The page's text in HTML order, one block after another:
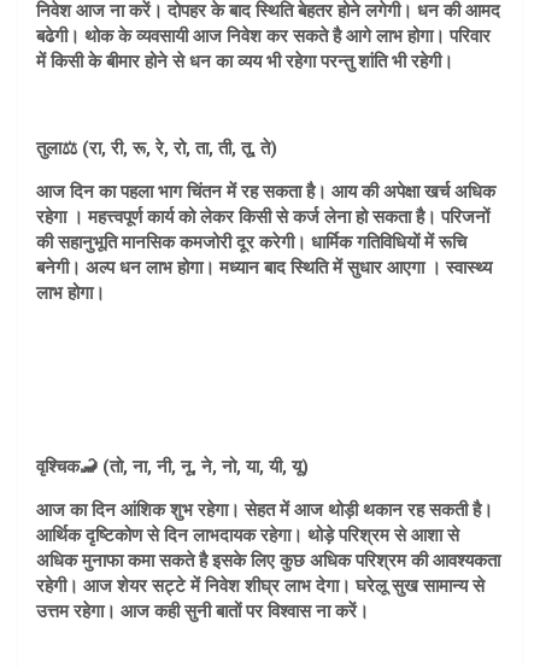
निवेश आज ना करें। दोपहर के बाद स्थिति बेहतर होने लगेगी। धन की आमद
बढेगी। थोक के व्यवसायी आज निवेश कर सकते है आगे लाभ होगा। परिवार
में किसी के बीमार होने से धन का व्यय भी रहेगा परन्तु शांति भी रहेगी।
तुला⚖️ (रा, री, रू, रे, रो, ता, ती, तू, ते)
आज दिन का पहला भाग चिंतन में रह सकता है। आय की अपेक्षा खर्च अधिक
रहेगा । महत्त्वपूर्ण कार्य को लेकर किसी से कर्ज लेना हो सकता है। परिजनों
की सहानुभूति मानसिक कमजोरी दूर करेगी। धार्मिक गतिविधियों में रूचि
बनेगी। अल्प धन लाभ होगा। मध्यान बाद स्थिति में सुधार आएगा । स्वास्थ्य
लाभ होगा।
वृश्चिक🦂 (तो, ना, नी, नू, ने, नो, या, यी, यू)
आज का दिन आंशिक शुभ रहेगा। सेहत में आज थोड़ी थकान रह सकती है।
आर्थिक दृष्टिकोण से दिन लाभदायक रहेगा। थोड़े परिश्रम से आशा से
अधिक मुनाफा कमा सकते है इसके लिए कुछ अधिक परिश्रम की आवश्यकता
रहेगी। आज शेयर सट्टे में निवेश शीघ्र लाभ देगा। घरेलू सुख सामान्य से
उत्तम रहेगा। आज कही सुनी बातों पर विश्वास ना करें।